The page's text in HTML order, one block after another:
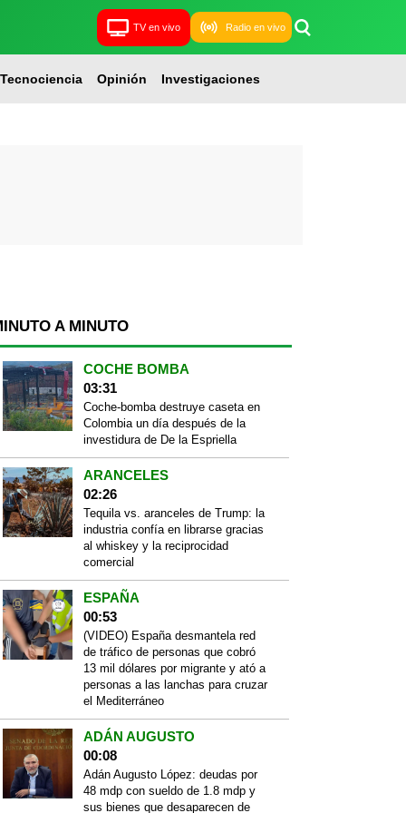
TV en vivo Radio en vivo
Tecnociencia Opinión Investigaciones
A MINUTO
COCHE BOMBA
03:31
Coche-bomba destruye caseta en
Colombia un día después de la
investidura de De la Espriella
ARANCELES
02:26
Tequila vs. aranceles de Trump: la
industria confía en librarse gracias
al whiskey y la reciprocidad
comercial
ESPAÑA
00:53
(VIDEO) España desmantela red
de tráfico de personas que cobró
13 mil dólares por migrante y ató a
personas a las lanchas para cruzar
el Mediterráneo
ADÁN AUGUSTO
00:08
Adán Augusto López: deudas por
48 mdp con sueldo de 1.8 mdp y
sus bienes que desaparecen de